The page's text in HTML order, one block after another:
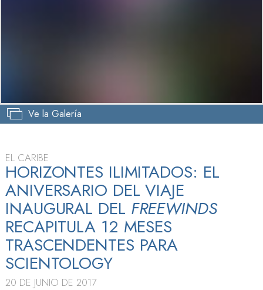
Ve la Galería
EL CARIBE
HORIZONTES ILIMITADOS: EL
ANIVERSARIO DEL VIAJE
INAUGURAL DEL FREEWINDS
RECAPITULA 12 MESES
TRASCENDENTES PARA
SCIENTOLOGY
20 DE JUNIO DE 2017